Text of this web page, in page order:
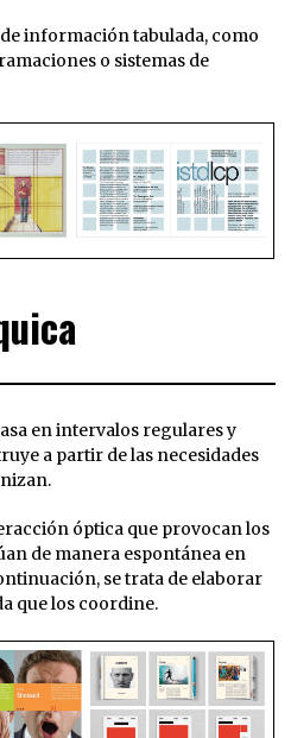
información tabulada, como
o sistemas de
en intervalos regulares y
a partir de las necesidades
óptica que provocan los
de manera espontánea en
se trata de elaborar
que los coordine.